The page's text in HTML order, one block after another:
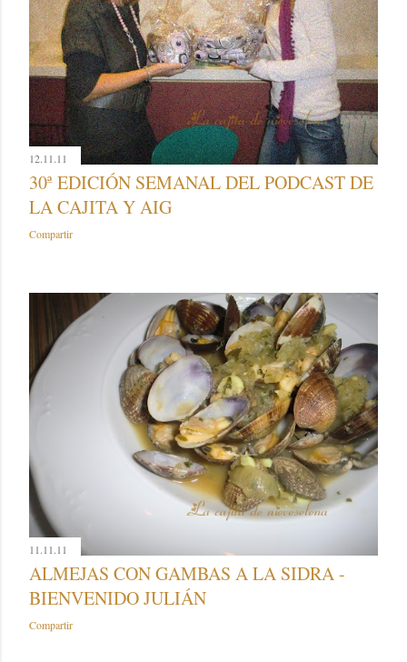
12.11.11
30ª EDICIÓN SEMANAL DEL PODCAST DE
LA CAJITA Y AIG
Compartir
11.11.11
ALMEJAS CON GAMBAS A LA SIDRA -
BIENVENIDO JULIÁN
Compartir